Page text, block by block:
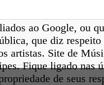
ao Google, ou
que diz
artistas. Site de
Fique ligado nas
de seus